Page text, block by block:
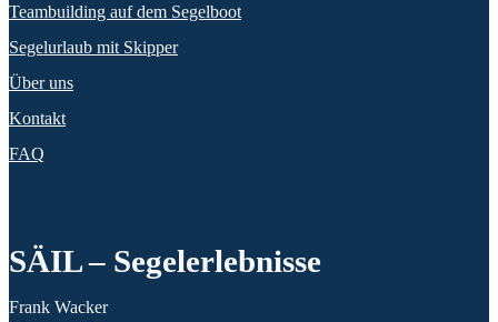
Teambuilding auf dem Segelboot
Segelurlaub mit Skipper
Über uns
Kontakt
FAQ
SÄIL – Segelerlebnisse
Frank Wacker